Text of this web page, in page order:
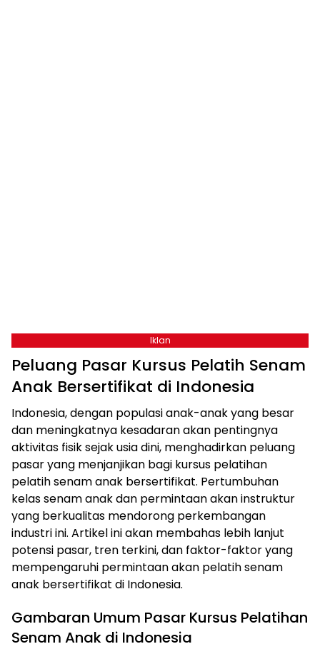
Iklan
Peluang Pasar Kursus Pelatih Senam
Anak Bersertifikat di Indonesia
Indonesia, dengan populasi anak-anak yang besar
dan meningkatnya kesadaran akan pentingnya
aktivitas fisik sejak usia dini, menghadirkan peluang
pasar yang menjanjikan bagi kursus pelatihan
pelatih senam anak bersertifikat. Pertumbuhan
kelas senam anak dan permintaan akan instruktur
yang berkualitas mendorong perkembangan
industri ini. Artikel ini akan membahas lebih lanjut
potensi pasar, tren terkini, dan faktor-faktor yang
mempengaruhi permintaan akan pelatih senam
anak bersertifikat di Indonesia.
Gambaran Umum Pasar Kursus Pelatihan
Senam Anak di Indonesia